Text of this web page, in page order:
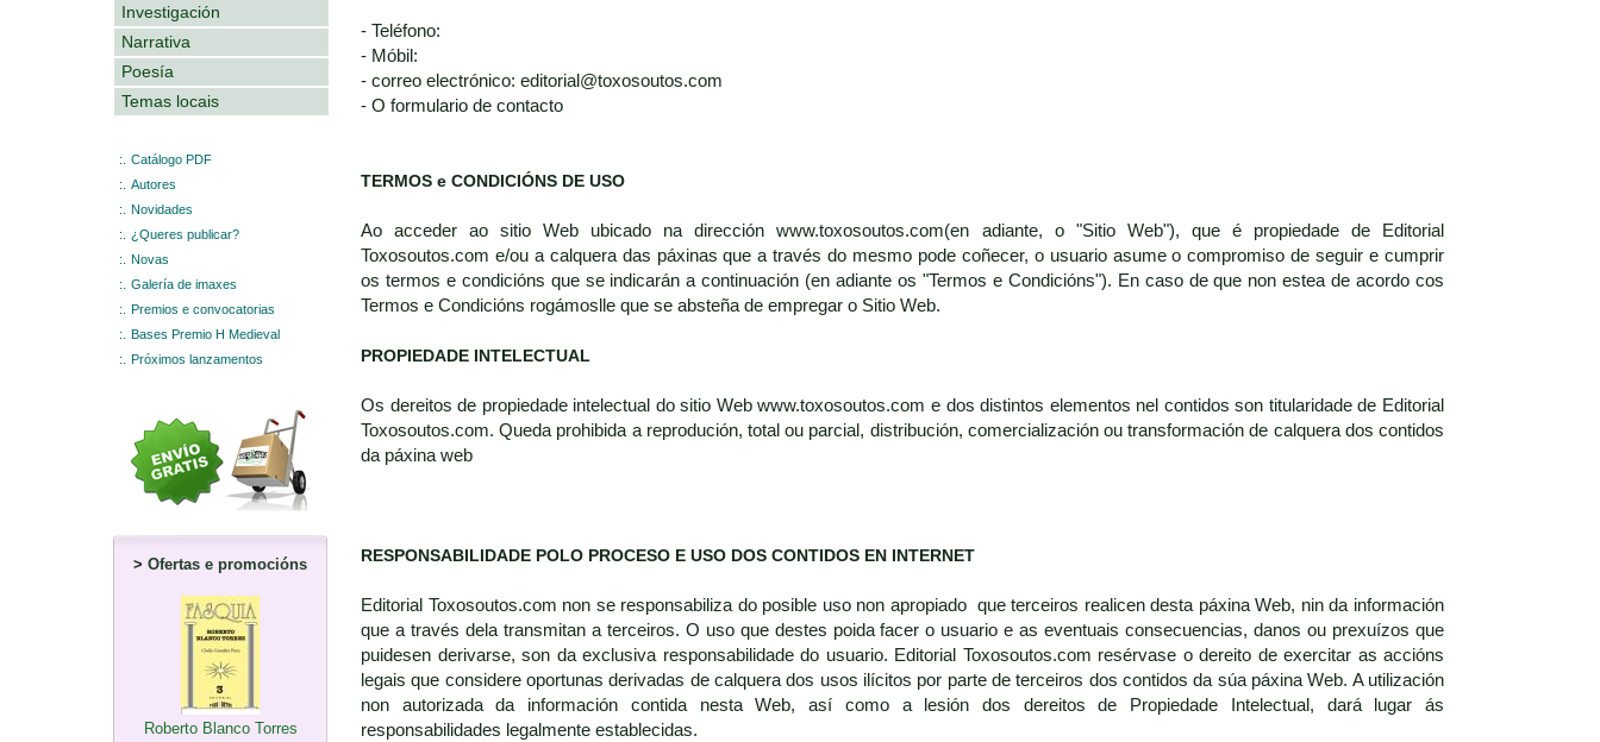
Investigación
Narrativa
Poesía
Temas locais
:.
Catálogo PDF
:.
Autores
:.
Novidades
:.
¿Queres publicar?
:.
Novas
:.
Galería de imaxes
:.
Premios e convocatorias
:.
Bases Premio H Medieval
:.
Próximos lanzamentos
> Ofertas e promocións
Roberto Blanco Torres
- Teléfono:
- Móbil:
- correo electrónico: editorial@toxosoutos.com
- O formulario de contacto
TERMOS e CONDICIÓNS DE USO
Ao acceder ao sitio Web ubicado na dirección www.toxosoutos.com(en adiante, o "Sitio Web"), que é propiedade de Editorial
Toxosoutos.com e/ou a calquera das páxinas que a través do mesmo pode coñecer, o usuario asume o compromiso de seguir e cumprir
os termos e condicións que se indicarán a continuación (en adiante os "Termos e Condicións"). En caso de que non estea de acordo cos
Termos e Condicións rogámoslle que se absteña de empregar o Sitio Web.
PROPIEDADE INTELECTUAL
Os dereitos de propiedade intelectual do sitio Web www.toxosoutos.com e dos distintos elementos nel contidos son titularidade de Editorial
Toxosoutos.com. Queda prohibida a reprodución, total ou parcial, distribución, comercialización ou transformación de calquera dos contidos
da páxina web
RESPONSABILIDADE POLO PROCESO E USO DOS CONTIDOS EN INTERNET
Editorial Toxosoutos.com non se responsabiliza do posible uso non apropiado que terceiros realicen desta páxina Web, nin da información
que a través dela transmitan a terceiros. O uso que destes poida facer o usuario e as eventuais consecuencias, danos ou prexuízos que
puidesen derivarse, son da exclusiva responsabilidade do usuario. Editorial Toxosoutos.com resérvase o dereito de exercitar as accións
legais que considere oportunas derivadas de calquera dos usos ilícitos por parte de terceiros dos contidos da súa páxina Web. A utilización
non autorizada da información contida nesta Web, así como a lesión dos dereitos de Propiedade Intelectual, dará lugar ás
responsabilidades legalmente establecidas.